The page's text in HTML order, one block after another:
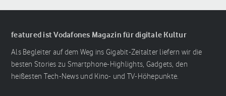
featured ist Vodafones Magazin für digitale Kultur
Als Begleiter auf dem Weg ins Gigabit-Zeitalter liefern wir die
besten Stories zu Smartphone-Highlights, Gadgets, den
heißesten Tech-News und Kino- und TV-Höhepunkte.